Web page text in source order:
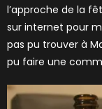
l’approche de la
sur internet pour
pas pu trouver à
pu faire une